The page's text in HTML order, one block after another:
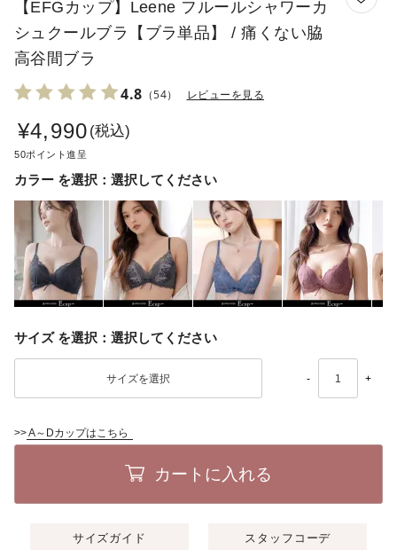
【EFGカップ】Leene フルールシャワーカ
シュクールブラ【ブラ単品】 / 痛くない脇
高谷間ブラ
4.8 （54） レビューを見る
¥4,990 税込
50
カラー 選択してください
サイズ 選択してください
- +
>>A～Dカップはこちら
カートに入れる
サイズガイド スタッフコーデ